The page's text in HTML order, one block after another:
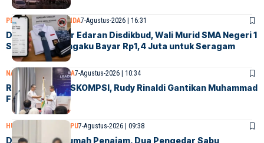
PENDIDIKANSAMARINDA7-Agustus-2026 | 16:31
Diduga Langgar Edaran Disdikbud, Wali Murid SMA Negeri 1
Samarinda Mengaku Bayar Rp1,4 Juta untuk Seragam
NASIONAL SAMARINDA7-Agustus-2026 | 10:34
Resmi Pimpin ASKOMPSI, Rudy Rinaldi Gantikan Muhammad
Faisal
HUKUM & KRIMINAL PPU7-Agustus-2026 | 09:38
Digerebek di Rumah Penajam, Dua Pengedar Sabu